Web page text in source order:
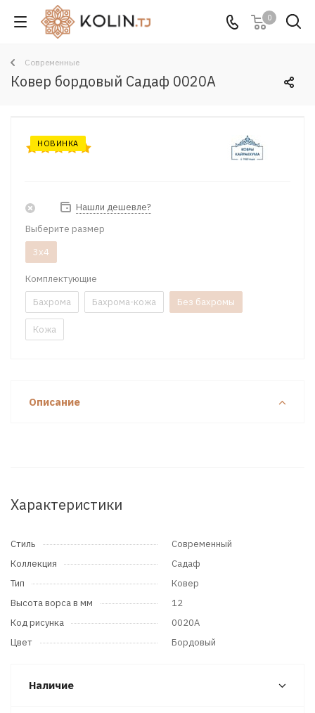
0
Современные
Ковер бордовый Садаф 0020A
НОВИНКА
Нашли дешевле?
Выберите размер
3x4
Комплектующие
Бахрома
Бахрома-кожа Без бахромы
Кожа
Описание
Характеристики
Стиль
Современный
Коллекция
Садаф
Тип
Ковер
Высота ворса в мм
12
Код рисунка
0020A
Цвет
Бордовый
Наличие